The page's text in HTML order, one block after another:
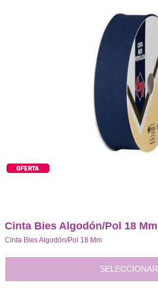
Cinta Bies Algodón/Pol 18 Mm
Cinta Bies Algodón/Pol 18 Mm
SELECCIONAR